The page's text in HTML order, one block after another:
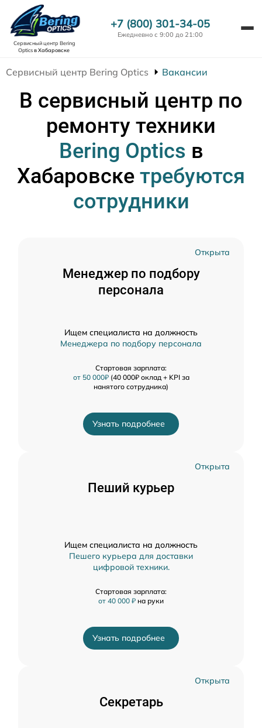
Сервисный центр Bering
Opticsв Хабаровске
+7 (800) 301-34-05
Ежедневно с 9:00 до 21:00
Сервисный центр Bering Optics Вакансии
В сервисный центр по
ремонту техники
Bering Optics в
Хабаровске требуются
сотрудники
Открыта
Менеджер по подбору
персонала
Ищем специалиста на должность
Менеджера по подбору персонала
Стартовая зарплата:
от 50 000₽(40 000₽ оклад + KPI за
нанятого сотрудника)
Узнать подробнее
Открыта
Пеший курьер
Ищем специалиста на должность
Пешего курьера для доставки
цифровой техники.
Стартовая зарплата:
от 40 000 ₽ на руки
Узнать подробнее
Открыта
Секретарь